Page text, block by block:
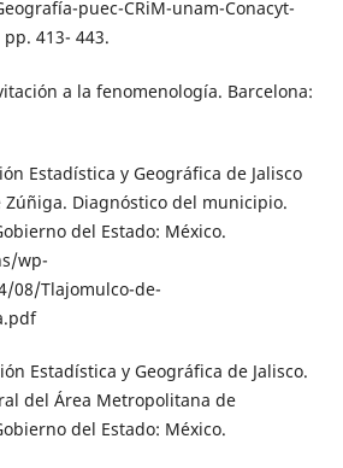
puec-CRiM-unam-Conacyt-
413- 443.
a la fenomenología. Barcelona:
Estadística y Geográfica de Jalisco
Zúñiga. Diagnóstico del municipio.
del Estado: México.
wp-
08/Tlajomulco-de-
Estadística y Geográfica de Jalisco.
del Área Metropolitana de
del Estado: México.